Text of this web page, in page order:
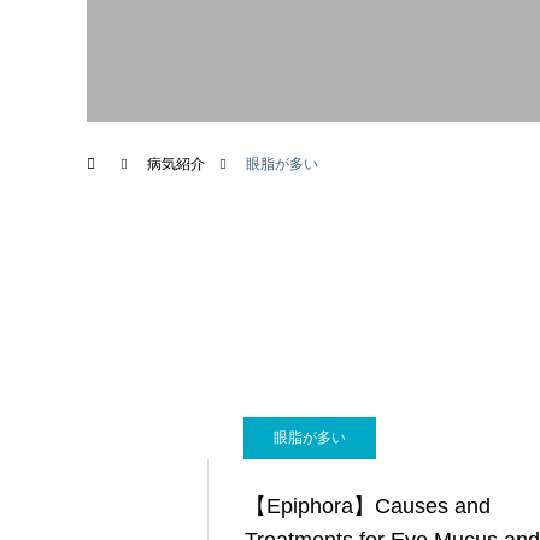
病気紹介 眼脂が多い
眼脂が多い
【Epiphora】Causes and